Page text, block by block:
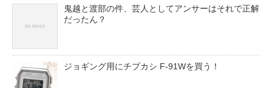
鬼越と渡部の件、芸人としてアンサーはそれで正解
だったん？
ジョギング用にチプカシ F-91Wを買う！